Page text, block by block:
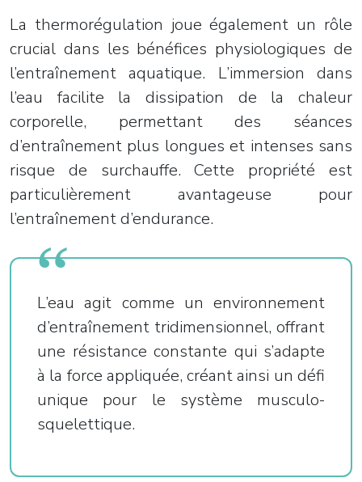
La thermorégulation joue également un rôle
crucial dans les bénéfices physiologiques de
l’entraînement aquatique. L’immersion dans
l’eau facilite la dissipation de la chaleur
corporelle, permettant des séances
d’entraînement plus longues et intenses sans
risque de surchauffe. Cette propriété est
particulièrement avantageuse pour
l’entraînement d’endurance.
L’eau agit comme un environnement
d’entraînement tridimensionnel, offrant
une résistance constante qui s’adapte
à la force appliquée, créant ainsi un défi
unique pour le système musculo-
squelettique.